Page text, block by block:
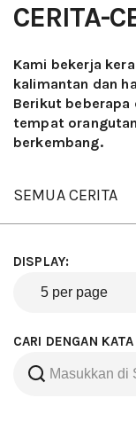
CERITA-
Kami bekerja
kalimantan dan
Berikut beberapa
tempat
berkembang.
SEMUA CERITA
DISPLAY:
CARI DENGAN